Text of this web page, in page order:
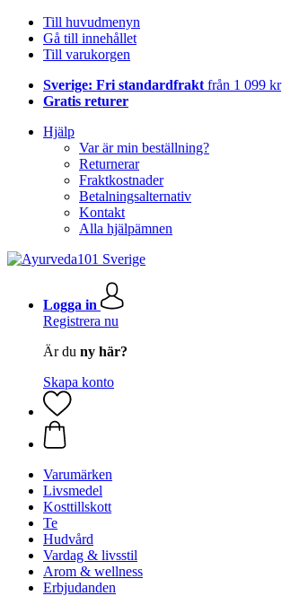
Till huvudmenyn
Gå till innehållet
Till varukorgen
Sverige: Fri standardfrakt från 1 099 kr
Gratis returer
Hjälp
Var är min beställning?
Returnerar
Fraktkostnader
Betalningsalternativ
Kontakt
Alla hjälpämnen
Logga in
Registrera nu
Är du ny här?
Skapa konto
Varumärken
Livsmedel
Kosttillskott
Te
Hudvård
Vardag & livsstil
Arom & wellness
Erbjudanden